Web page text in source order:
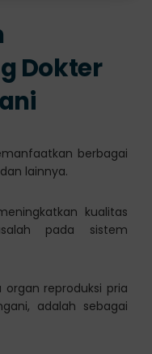
Dokter
berbagai
lainnya.
kualitas
pada sistem
reproduksi pria
adalah sebagai